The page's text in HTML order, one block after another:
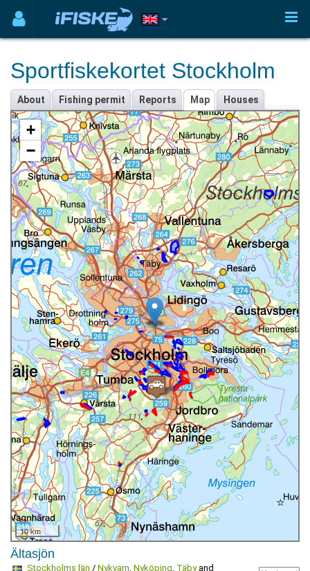
Sportfiskekortet Stockholm
About Fishing permit Reports Map Houses
+
−
10 km
Ältasjön
Stockholms län / Nykvarn, Nyköping, Täbyand